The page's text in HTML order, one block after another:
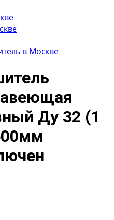
в Москве
Ду 32 (1